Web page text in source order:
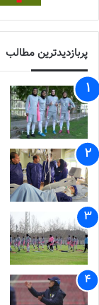
پربازدیدترین مطالب